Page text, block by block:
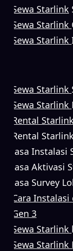
Sewa Starlink
Sewa Starlink
Sewa Starlink
Sewa Starlink
Sewa Starlink
Rental
Rental
Jasa Instalasi
Jasa Aktivasi
Jasa Survey
Cara
Gen 3
Sewa Starlink
Sewa Starlink